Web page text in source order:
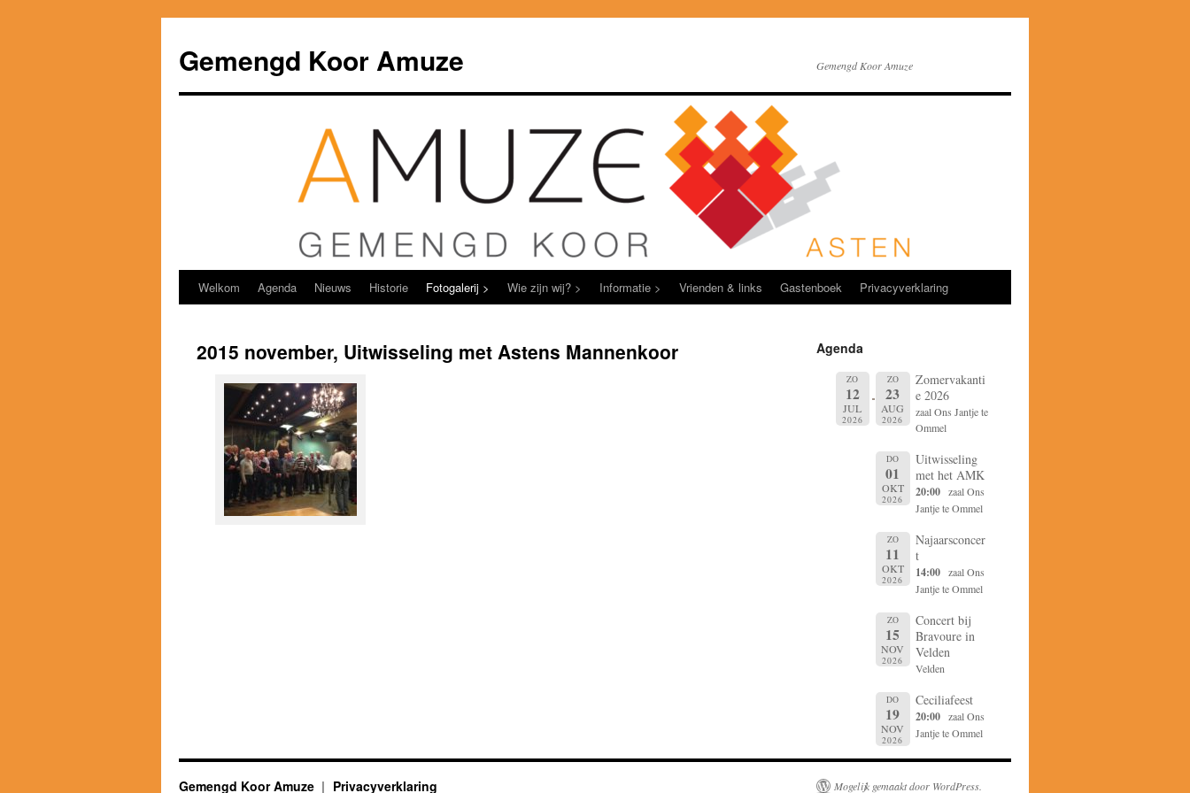
de
inhoud
Gemengd Koor Amuze Gemengd Koor Amuze
Welkom Agenda Nieuws Historie Fotogalerij > Wie zijn wij? > Informatie > Vrienden & links Gastenboek Privacyverklaring
2015 november, Uitwisseling met Astens Mannenkoor Agenda
ZO
12
JUL
2026
ZO
23
AUG
2026
Zomervakanti
e 2026
zaal Ons Jantje te
Ommel
DO
01
OKT
2026
Uitwisseling
met het AMK
20:00 zaal Ons
Jantje te Ommel
ZO
11
OKT
2026
Najaarsconcer
t
14:00 zaal Ons
Jantje te Ommel
ZO
15
NOV
2026
Concert bij
Bravoure in
Velden
Velden
DO
19
NOV
2026
Ceciliafeest
20:00 zaal Ons
Jantje te Ommel
Gemengd Koor Amuze Privacyverklaring Mogelijk gemaakt door WordPress.